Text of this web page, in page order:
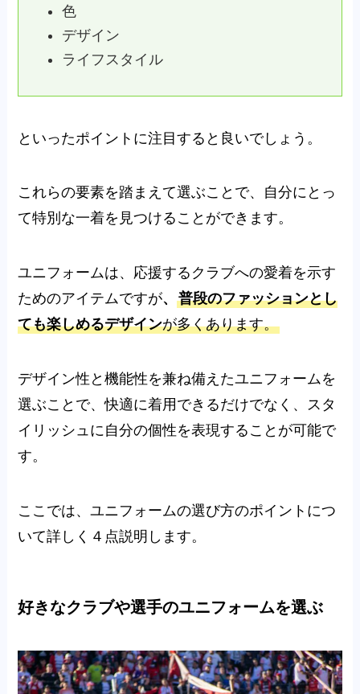
色
デザイン
ライフスタイル
といったポイントに注目すると良いでしょう。
これらの要素を踏まえて選ぶことで、自分にとっ
て特別な一着を見つけることができます。
ユニフォームは、応援するクラブへの愛着を示す
ためのアイテムですが、普段のファッションとし
ても楽しめるデザインが多くあります。
デザイン性と機能性を兼ね備えたユニフォームを
選ぶことで、快適に着用できるだけでなく、スタ
イリッシュに自分の個性を表現することが可能で
す。
ここでは、ユニフォームの選び方のポイントにつ
いて詳しく４点説明します。
好きなクラブや選手のユニフォームを選ぶ